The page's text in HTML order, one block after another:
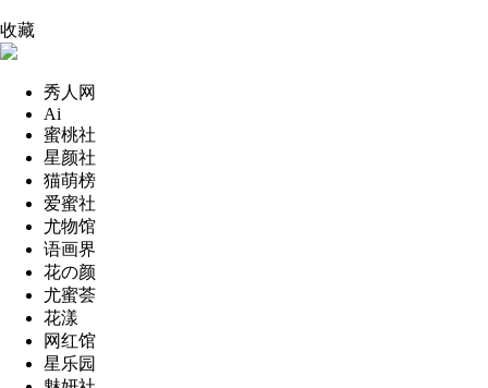
收藏
秀人网
Ai
蜜桃社
星颜社
猫萌榜
爱蜜社
尤物馆
语画界
花の颜
尤蜜荟
花漾
网红馆
星乐园